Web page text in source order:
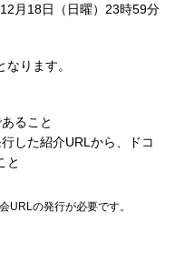
月18日（日曜）23時59分
ります。
ること
した紹介URLから、ドコ
と
URLの発行が必要です。